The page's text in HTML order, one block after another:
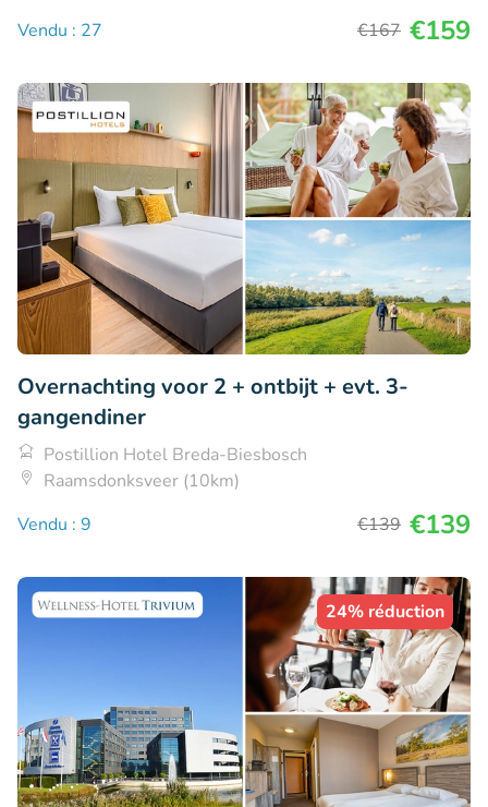
Vendu : 27
€167 €159
Overnachting voor 2 + ontbijt + evt. 3-
gangendiner
Postillion Hotel Breda-Biesbosch
Raamsdonksveer (10km)
Vendu : 9
€139 €139
24% réduction